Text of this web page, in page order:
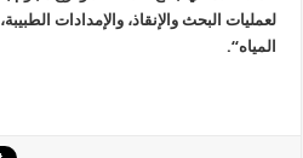
لعمليات البحث والإنقاذ، والإمدادات
المياه“.